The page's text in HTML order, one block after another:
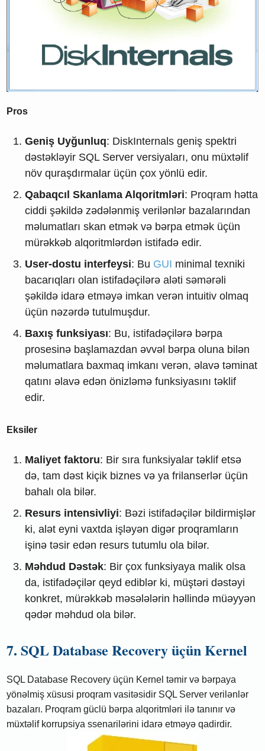
Pros
Geniş Uyğunluq: DiskInternals geniş spektri
dəstəkləyir SQL Server versiyaları, onu müxtəlif
növ quraşdırmalar üçün çox yönlü edir.
Qabaqcıl Skanlama Alqoritmləri: Proqram hətta
ciddi şəkildə zədələnmiş verilənlər bazalarından
məlumatları skan etmək və bərpa etmək üçün
mürəkkəb alqoritmlərdən istifadə edir.
User-dostu interfeysi: Bu GUI minimal texniki
bacarıqları olan istifadəçilərə aləti səmərəli
şəkildə idarə etməyə imkan verən intuitiv olmaq
üçün nəzərdə tutulmuşdur.
Baxış funksiyası: Bu, istifadəçilərə bərpa
prosesinə başlamazdan əvvəl bərpa oluna bilən
məlumatlara baxmaq imkanı verən, əlavə təminat
qatını əlavə edən önizləmə funksiyasını təklif
edir.
Eksiler
Maliyet faktoru: Bir sıra funksiyalar təklif etsə
də, tam dəst kiçik biznes və ya frilanserlər üçün
bahalı ola bilər.
Resurs intensivliyi: Bəzi istifadəçilər bildirmişlər
ki, alət eyni vaxtda işləyən digər proqramların
işinə təsir edən resurs tutumlu ola bilər.
Məhdud Dəstək: Bir çox funksiyaya malik olsa
da, istifadəçilər qeyd ediblər ki, müştəri dəstəyi
konkret, mürəkkəb məsələlərin həllində müəyyən
qədər məhdud ola bilər.
7. SQL Database Recovery üçün Kernel
SQL Database Recovery üçün Kernel təmir və bərpaya
yönəlmiş xüsusi proqram vasitəsidir SQL Server verilənlər
bazaları. Proqram güclü bərpa alqoritmləri ilə tanınır və
müxtəlif korrupsiya ssenarilərini idarə etməyə qadirdir.